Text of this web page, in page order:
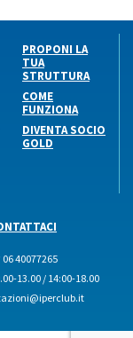
PROPONI LA
TUA
STRUTTURA
COME
FUNZIONA
DIVENTA SOCIO
GOLD
40077265
13.00 / 14:00-18.00